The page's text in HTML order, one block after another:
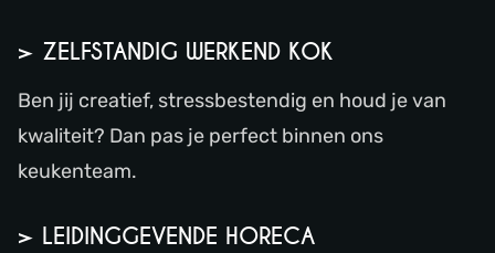
> ZELFSTANDIG WERKEND KOK
Ben jij creatief, stressbestendig en houd je van
kwaliteit? Dan pas je perfect binnen ons
keukenteam.
> LEIDINGGEVENDE HORECA